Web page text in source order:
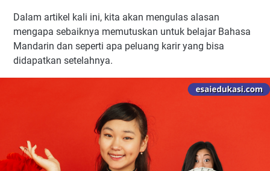
Dalam artikel kali ini, kita akan mengulas alasan
mengapa sebaiknya memutuskan untuk belajar Bahasa
Mandarin dan seperti apa peluang karir yang bisa
didapatkan setelahnya.